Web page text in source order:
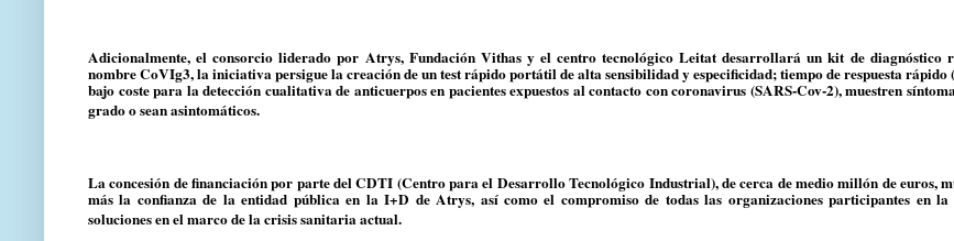
Adicionalmente, el consorcio liderado por Atrys, Fundación Vithas y el centro tecnológico Leitat desarrollará un kit de diagnóstico
nombre CoVIg3, la iniciativa persigue la creación de un test rápido portátil de alta sensibilidad y especificidad; tiempo de respuesta rápido
bajo coste para la detección cualitativa de anticuerpos en pacientes expuestos al contacto con coronavirus (SARS-Cov-2), muestren
grado o sean asintomáticos.
La concesión de financiación por parte del CDTI (Centro para el Desarrollo Tecnológico Industrial), de cerca de medio millón de euros,
más la confianza de la entidad pública en la I+D de Atrys, así como el compromiso de todas las organizaciones participantes en
soluciones en el marco de la crisis sanitaria actual.